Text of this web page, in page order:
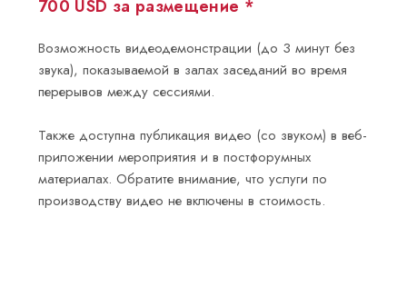
700 USD за размещение *
Возможность видеодемонстрации (до 3 минут без
звука), показываемой в залах заседаний во время
перерывов между сессиями.
Также доступна публикация видео (со звуком) в веб-
приложении мероприятия и в постфорумных
материалах. Обратите внимание, что услуги по
производству видео не включены в стоимость.